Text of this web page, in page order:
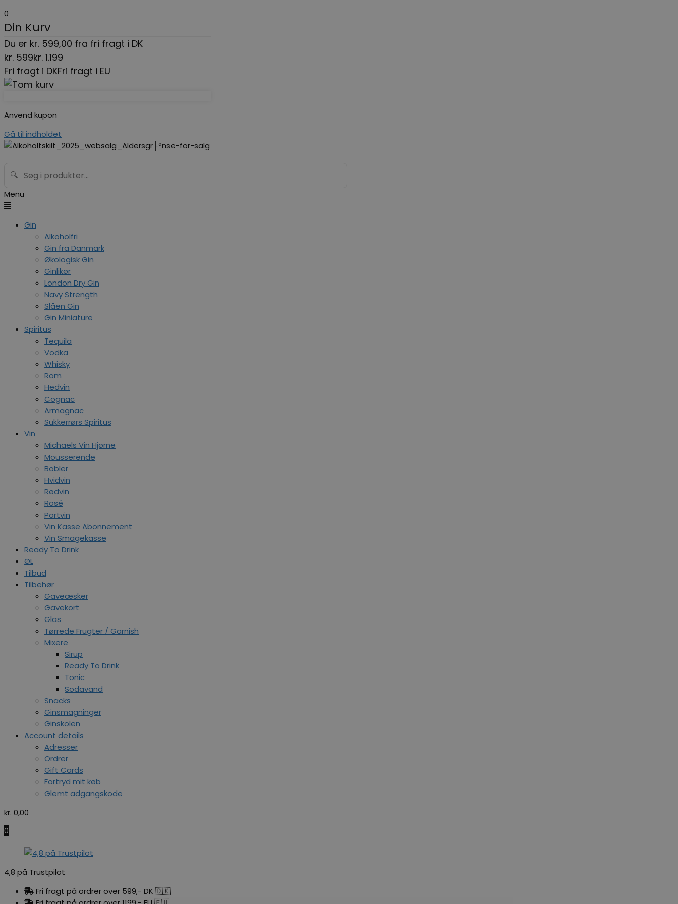
0
Din Kurv
Du er kr. 599,00 fra fri fragt i DK
kr. 599kr. 1.199
Fri fragt i DKFri fragt i EU
Anvend kupon
Gå til indholdet
🔍
Menu
Gin
Alkoholfri
Gin fra Danmark
Økologisk Gin
Ginlikør
London Dry Gin
Navy Strength
Slåen Gin
Gin Miniature
Spiritus
Tequila
Vodka
Whisky
Rom
Hedvin
Cognac
Armagnac
Sukkerrørs Spiritus
Vin
Michaels Vin Hjørne
Mousserende
Bobler
Hvidvin
Rødvin
Rosé
Portvin
Vin Kasse Abonnement
Vin Smagekasse
Ready To Drink
ØL
Tilbud
Tilbehør
Gaveæsker
Gavekort
Glas
Tørrede Frugter / Garnish
Mixere
Sirup
Ready To Drink
Tonic
Sodavand
Snacks
Ginsmagninger
Ginskolen
Account details
Adresser
Ordrer
Gift Cards
Fortryd mit køb
Glemt adgangskode
kr. 0,00
0
4,8 på Trustpilot
Fri fragt på ordrer over 599,- DK 🇩🇰